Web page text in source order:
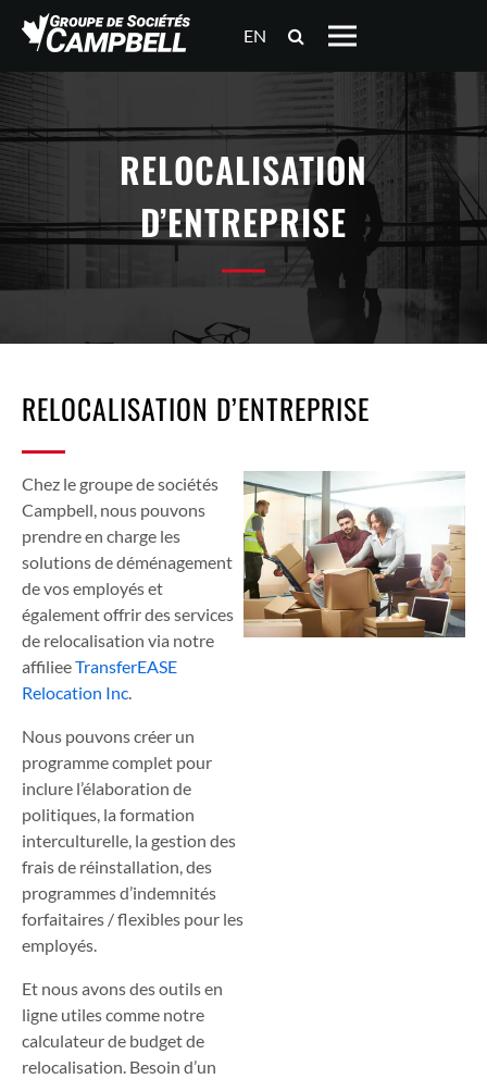
EN
RELOCALISATION
D’ENTREPRISE
RELOCALISATION D’ENTREPRISE
Chez le groupe de sociétés
Campbell, nous pouvons
prendre en charge les
solutions de déménagement
de vos employés et
également offrir des services
de relocalisation via notre
affilieeTransferEASE
Relocation Inc.
Nous pouvons créer un
programme complet pour
inclure l’élaboration de
politiques, la formation
interculturelle, la gestion des
frais de réinstallation, des
programmes d’indemnités
forfaitaires / flexibles pour les
employés.
Et nous avons des outils en
ligne utiles comme notre
calculateur de budget de
relocalisation. Besoin d’un